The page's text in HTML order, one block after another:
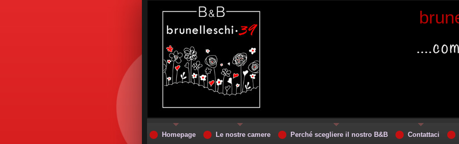
Homepage Le nostre camere Perché scegliere il nostro B&B Contattaci